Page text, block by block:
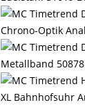
Chrono-Optik
Metallband
XL Bahnhofsuhr